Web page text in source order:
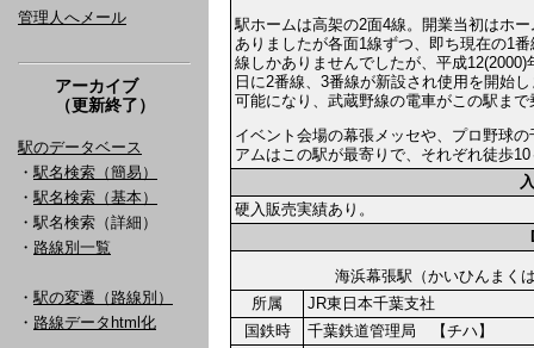
管理人へメール
アーカイブ
（更新終了）
駅のデータベース
・ 駅名検索（簡易）
・ 駅名検索（基本）
・駅名検索（詳細）
・ 路線別一覧
・ 駅の変遷（路線別）
・ 路線データhtml化
駅ホームは高架の2面4線。開業当初はホ
ありましたが各面1線ずつ、即ち現在の1
線しかありませんでしたが、平成12(2000)
日に2番線、3番線が新設され使用を開始
可能になり、武蔵野線の電車がこの駅ま
イベント会場の幕張メッセや、プロ野球
アムはこの駅が最寄りで、それぞれ徒歩
硬入販売実績あり。
海浜幕張駅（かいひんま
所属
JR東日本千葉支社
国鉄時
千葉鉄道管理局 【チハ】